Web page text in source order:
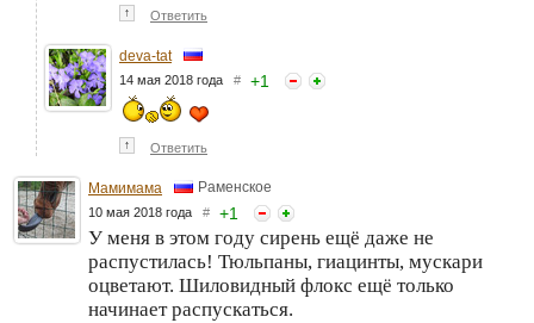
↑ Ответить
deva-tat
14 мая 2018 года # +1
↑ Ответить
Мамимама Раменское
10 мая 2018 года # +1
У меня в этом году сирень ещё даже не
распустилась! Тюльпаны, гиацинты, мускари
оцветают. Шиловидный флокс ещё только
начинает распускаться.